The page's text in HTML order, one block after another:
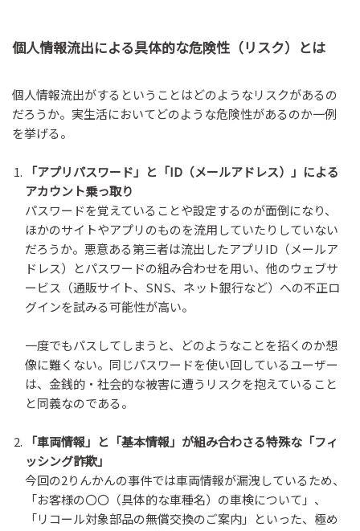
個人情報流出による具体的な危険性（リスク）とは
個人情報流出がするということはどのようなリスクがあるの
だろうか。実生活においてどのような危険性があるのか一例
を挙げる。
「アプリパスワード」と「ID（メールアドレス）」による
アカウント乗っ取り
パスワードを覚えていることや設定するのが面倒になり、
ほかのサイトやアプリのものを流用していたりしていない
だろうか。悪意ある第三者は流出したアプリID（メールア
ドレス）とパスワードの組み合わせを用い、他のウェブサ
ービス（通販サイト、SNS、ネット銀行など）への不正ロ
グインを試みる可能性が高い。
一度でもパスしてしまうと、どのようなことを招くのか想
像に難くない。同じパスワードを使い回しているユーザー
は、金銭的・社会的な被害に遭うリスクを抱えていること
と同義なのである。
「車両情報」と「基本情報」が組み合わさる特殊な「フィ
ッシング詐欺」
今回の2りんかんの事件では車両情報が漏洩しているため、
「お客様の〇〇（具体的な車種名）の車検について」、
「リコール対象部品の無償交換のご案内」といった、極め